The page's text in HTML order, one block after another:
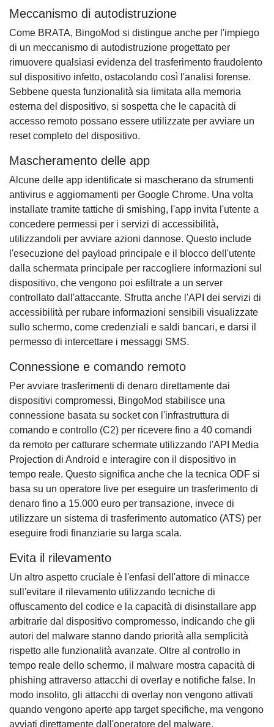
Meccanismo di autodistruzione
Come BRATA, BingoMod si distingue anche per l'impiego
di un meccanismo di autodistruzione progettato per
rimuovere qualsiasi evidenza del trasferimento fraudolento
sul dispositivo infetto, ostacolando così l'analisi forense.
Sebbene questa funzionalità sia limitata alla memoria
esterna del dispositivo, si sospetta che le capacità di
accesso remoto possano essere utilizzate per avviare un
reset completo del dispositivo.
Mascheramento delle app
Alcune delle app identificate si mascherano da strumenti
antivirus e aggiornamenti per Google Chrome. Una volta
installate tramite tattiche di smishing, l'app invita l'utente a
concedere permessi per i servizi di accessibilità,
utilizzandoli per avviare azioni dannose. Questo include
l'esecuzione del payload principale e il blocco dell'utente
dalla schermata principale per raccogliere informazioni sul
dispositivo, che vengono poi esfiltrate a un server
controllato dall'attaccante. Sfrutta anche l'API dei servizi di
accessibilità per rubare informazioni sensibili visualizzate
sullo schermo, come credenziali e saldi bancari, e darsi il
permesso di intercettare i messaggi SMS.
Connessione e comando remoto
Per avviare trasferimenti di denaro direttamente dai
dispositivi compromessi, BingoMod stabilisce una
connessione basata su socket con l'infrastruttura di
comando e controllo (C2) per ricevere fino a 40 comandi
da remoto per catturare schermate utilizzando l'API Media
Projection di Android e interagire con il dispositivo in
tempo reale. Questo significa anche che la tecnica ODF si
basa su un operatore live per eseguire un trasferimento di
denaro fino a 15.000 euro per transazione, invece di
utilizzare un sistema di trasferimento automatico (ATS) per
eseguire frodi finanziarie su larga scala.
Evita il rilevamento
Un altro aspetto cruciale è l'enfasi dell'attore di minacce
sull'evitare il rilevamento utilizzando tecniche di
offuscamento del codice e la capacità di disinstallare app
arbitrarie dal dispositivo compromesso, indicando che gli
autori del malware stanno dando priorità alla semplicità
rispetto alle funzionalità avanzate. Oltre al controllo in
tempo reale dello schermo, il malware mostra capacità di
phishing attraverso attacchi di overlay e notifiche false. In
modo insolito, gli attacchi di overlay non vengono attivati
quando vengono aperte app target specifiche, ma vengono
avviati direttamente dall'operatore del malware.